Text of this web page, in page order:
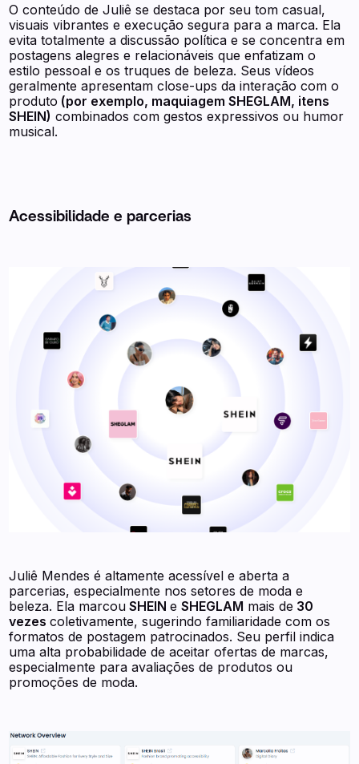
O conteúdo de Juliê se destaca por seu tom casual,
visuais vibrantes e execução segura para a marca. Ela
evita totalmente a discussão política e se concentra em
postagens alegres e relacionáveis que enfatizam o
estilo pessoal e os truques de beleza. Seus vídeos
geralmente apresentam close-ups da interação com o
produto (por exemplo, maquiagem SHEGLAM, itens
SHEIN) combinados com gestos expressivos ou humor
musical.
Acessibilidade e parcerias
Juliê Mendes é altamente acessível e aberta a
parcerias, especialmente nos setores de moda e
beleza. Ela marcou SHEINeSHEGLAM mais de 30
vezescoletivamente, sugerindo familiaridade com os
formatos de postagem patrocinados. Seu perfil indica
uma alta probabilidade de aceitar ofertas de marcas,
especialmente para avaliações de produtos ou
promoções de moda.